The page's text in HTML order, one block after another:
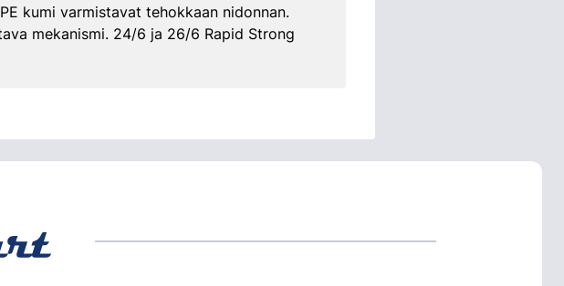
kumi varmistavat tehokkaan nidonnan.
mekanismi. 24/6 ja 26/6 Rapid Strong